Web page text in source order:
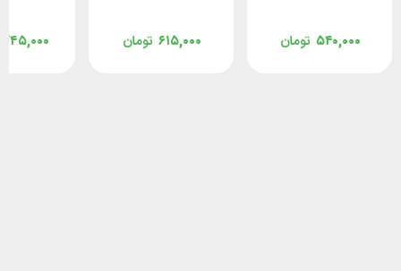
تومان ۵۴۰,۰۰۰ تومان ۶۱۵,۰۰۰